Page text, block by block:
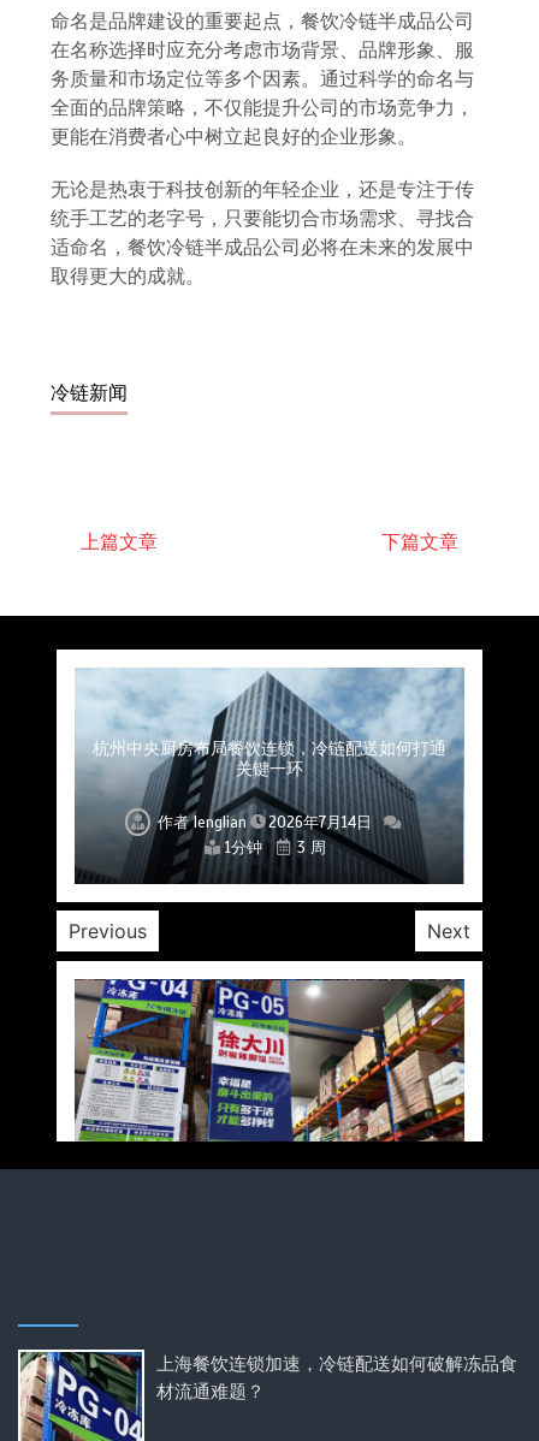
命名是品牌建设的重要起点，餐饮冷链半成品公司
在名称选择时应充分考虑市场背景、品牌形象、服
务质量和市场定位等多个因素。通过科学的命名与
全面的品牌策略，不仅能提升公司的市场竞争力，
更能在消费者心中树立起良好的企业形象。
无论是热衷于科技创新的年轻企业，还是专注于传
统手工艺的老字号，只要能切合市场需求、寻找合
适命名，餐饮冷链半成品公司必将在未来的发展中
取得更大的成就。
冷链新闻
上篇文章 下篇文章
上海餐饮连锁加速，冷链配送如何破解冻品食材
流通难题？
作者lenglian
2026年7月14日
1分钟
3 周
杭州中央厨房布局餐饮连锁，冷链配送如何打通
关键一环
作者lenglian
2026年7月14日
1分钟
3 周
北京餐饮企业如何选择冷链公司？
作者lenglian
2026年7月14日
1分钟
3 周
深圳冷链物流如何护航餐饮连锁？冻品食材流通
全解析
作者lenglian
2026年7月14日
1分钟
3 周
北京餐饮仓配一体化的核心价值与落地实践解析
作者lenglian
2026年7月14日
1分钟
3 周
武汉冻品配送三要素：控温、时效、低成本如何
兼得？
作者lenglian
2026年7月14日
1分钟
3 周
重庆冷链布局解冻食材运输密码，餐饮连锁如何
稳控品质？
作者lenglian
2026年7月14日
1分钟
3 周
Previous Next
上海餐饮连锁加速，冷链配送如何破解冻品食
材流通难题？